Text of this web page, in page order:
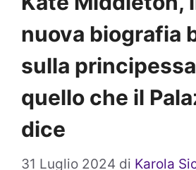
nuova biografia
sulla
quello che il
dice
31 Luglio 2024 di Karola